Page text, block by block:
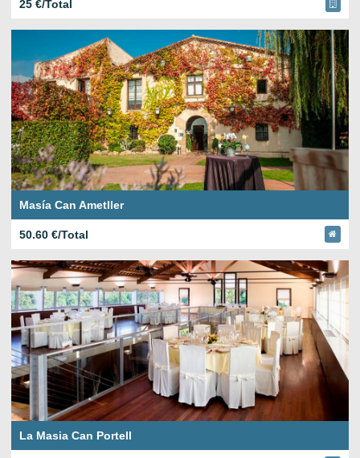
25 €/Total
Masía Can Ametller
50.60 €/Total
La Masia Can Portell